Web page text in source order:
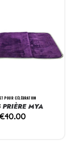
POUR CÉLÉBRATION
PRIÈRE MYA
40.00